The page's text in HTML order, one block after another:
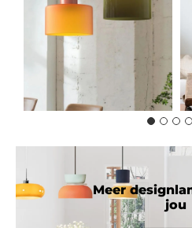
Meer
jou